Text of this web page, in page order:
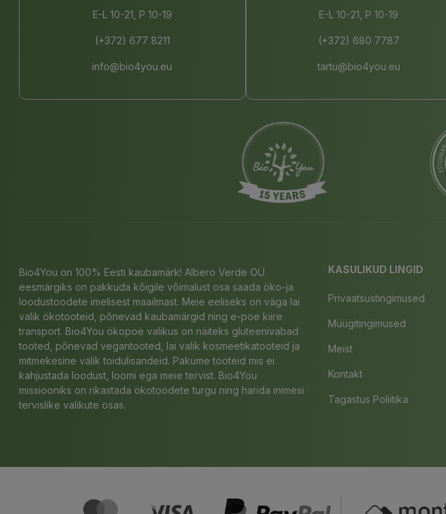
E-L 10-21, P 10-19
(+372) 677 8211
info@bio4you.eu
E-L 10-21, P 10-19
(+372) 680 7787
tartu@bio4you.eu
Bio4You on 100% Eesti kaubamärk! Albero Verde OÜ
eesmärgiks on pakkuda kõigile võimalust osa saada öko-ja
loodustoodete imelisest maailmast. Meie eeliseks on väga lai
valik ökotooteid, põnevad kaubamärgid ning e-poe kiire
transport. Bio4You ökopoe valikus on näiteks gluteenivabad
tooted, põnevad vegantooted, lai valik kosmeetikatooteid ja
mitmekesine valik toidulisandeid. Pakume tooteid mis ei
kahjustada loodust, loomi ega meie tervist. Bio4You
missiooniks on rikastada ökotoodete turgu ning harida inimesi
tervislike valikute osas.
KASULIKUD LINGID
Privaatsustingimused
Müügitingimused
Meist
Kontakt
Tagastus Poliitika